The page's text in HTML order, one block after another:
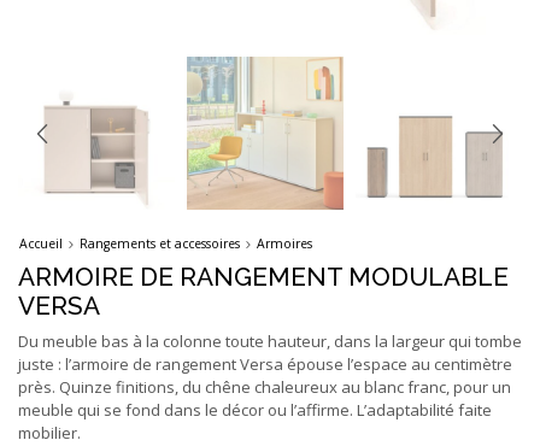
Accueil Rangements et accessoires Armoires
ARMOIRE DE RANGEMENT MODULABLE
VERSA
Du meuble bas à la colonne toute hauteur, dans la largeur qui tombe
juste : l’armoire de rangement Versa épouse l’espace au centimètre
près. Quinze finitions, du chêne chaleureux au blanc franc, pour un
meuble qui se fond dans le décor ou l’affirme. L’adaptabilité faite
mobilier.